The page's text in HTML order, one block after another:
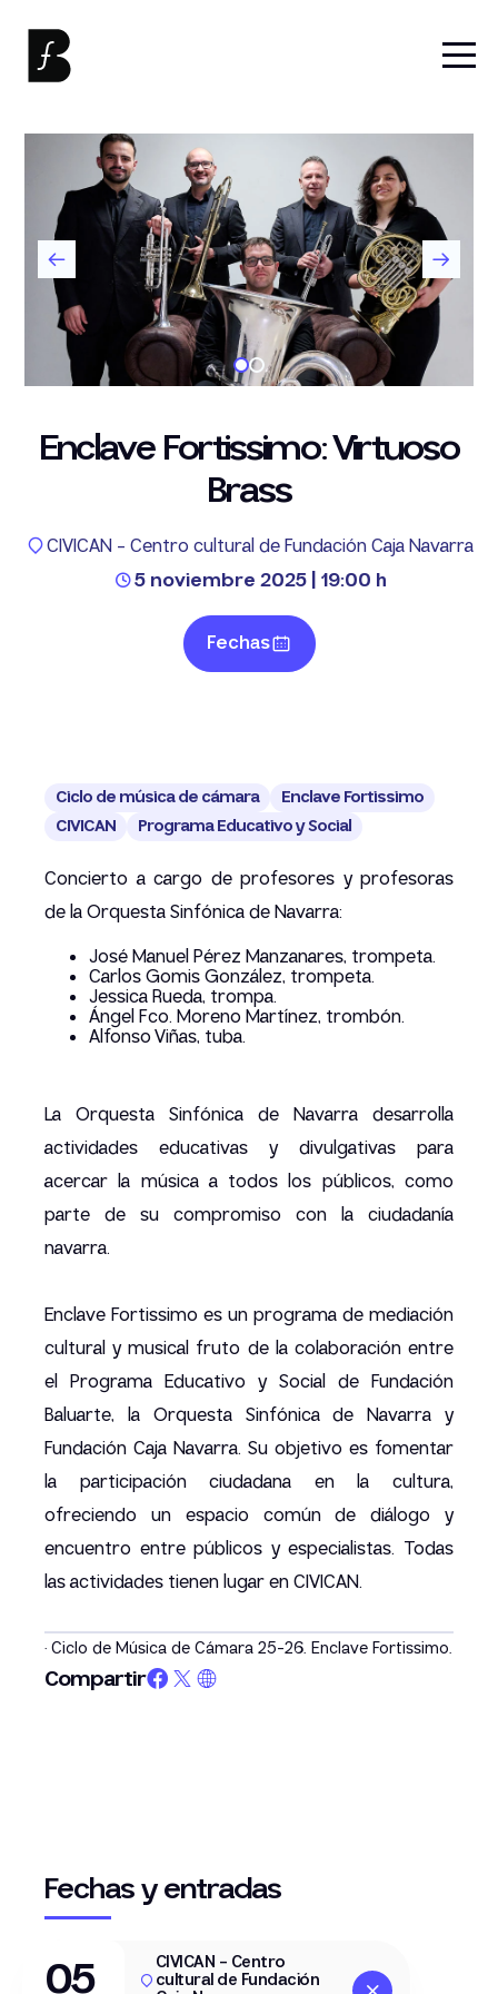
Enclave Fortissimo: Virtuoso
Brass
CIVICAN - Centro cultural de Fundación Caja Navarra
5 noviembre 2025 | 19:00 h
Fechas
· Ciclo de Música de Cámara 25-26. Enclave Fortissimo.
Compartir
Ciclo de música de cámara
Enclave Fortissimo
CIVICAN
Programa Educativo y Social
Concierto a cargo de profesores y profesoras
de la Orquesta Sinfónica de Navarra:
José Manuel Pérez Manzanares, trompeta.
Carlos Gomis González, trompeta.
Jessica Rueda, trompa.
Ángel Fco. Moreno Martínez, trombón.
Alfonso Viñas, tuba.
La Orquesta Sinfónica de Navarra desarrolla
actividades educativas y divulgativas para
acercar la música a todos los públicos, como
parte de su compromiso con la ciudadanía
navarra.
Enclave Fortissimo es un programa de mediación
cultural y musical fruto de la colaboración entre
el Programa Educativo y Social de Fundación
Baluarte, la Orquesta Sinfónica de Navarra y
Fundación Caja Navarra. Su objetivo es fomentar
la participación ciudadana en la cultura,
ofreciendo un espacio común de diálogo y
encuentro entre públicos y especialistas. Todas
las actividades tienen lugar en CIVICAN.
Fechas y entradas
05
CIVICAN - Centro
cultural de Fundación